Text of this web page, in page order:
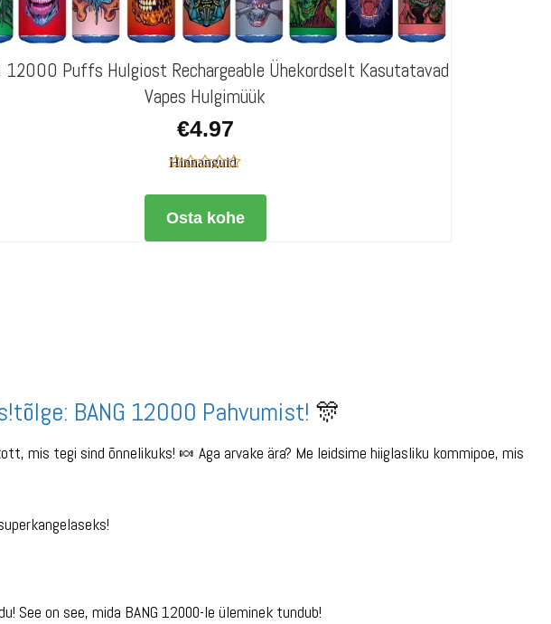
12000 Puffs Hulgiost Rechargeable Ühekordselt Kasutatavad
Vapes Hulgimüük
€4.97
Hinnanguid
Osta kohe
BANG 12000 Pahvumist! 🎊
mis tegi sind õnnelikuks! 🍬 Aga arvake ära? Me leidsime hiiglasliku kommipoe, mis
See on see, mida BANG 12000-le üleminek tundub!